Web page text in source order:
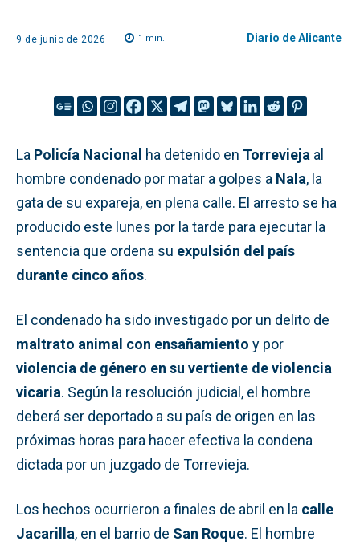
9 de junio de 2026 1 min. Diario de Alicante
La Policía Nacional ha detenido en Torrevieja al
hombre condenado por matar a golpes a Nala, la
gata de su expareja, en plena calle. El arresto se ha
producido este lunes por la tarde para ejecutar la
sentencia que ordena su expulsión del país
durante cinco años.
El condenado ha sido investigado por un delito de
maltrato animal con ensañamiento y por
violencia de género en su vertiente de violencia
vicaria. Según la resolución judicial, el hombre
deberá ser deportado a su país de origen en las
próximas horas para hacer efectiva la condena
dictada por un juzgado de Torrevieja.
Los hechos ocurrieron a finales de abril en la calle
Jacarilla, en el barrio de San Roque. El hombre